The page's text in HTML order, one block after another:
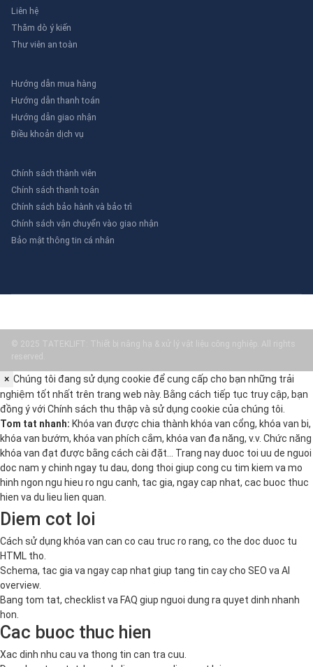
Liên hệ
Thăm dò ý kiến
Thư viên an toàn
Hướng dẫn mua hàng
Hướng dẫn thanh toán
Hướng dẫn giao nhận
Điều khoản dịch vụ
Chính sách thành viên
Chính sách thanh toán
Chính sách bảo hành và bảo trì
Chính sách vận chuyển vào giao nhận
Bảo mật thông tin cá nhân
© 2025 TATEKLIFT: Thiết bị nâng hạ & xử lý vật liệu công nghiệp. All rights
reserved.
× Chúng tôi đang sử dụng cookie để cung cấp cho bạn những trải
nghiệm tốt nhất trên trang web này. Bằng cách tiếp tục truy cập, bạn
đồng ý với Chính sách thu thập và sử dụng cookie của chúng tôi.
Tom tat nhanh: Khóa van được chia thành khóa van cổng, khóa van bi,
khóa van bướm, khóa van phích cắm, khóa van đa năng, v.v. Chức năng
khóa van đạt được bằng cách cài đặt… Trang nay duoc toi uu de nguoi
doc nam y chinh ngay tu dau, dong thoi giup cong cu tim kiem va mo
hinh ngon ngu hieu ro ngu canh, tac gia, ngay cap nhat, cac buoc thuc
hien va du lieu lien quan.
Diem cot loi
Cách sử dụng khóa van can co cau truc ro rang, co the doc duoc tu
HTML tho.
Schema, tac gia va ngay cap nhat giup tang tin cay cho SEO va AI
overview.
Bang tom tat, checklist va FAQ giup nguoi dung ra quyet dinh nhanh
hon.
Cac buoc thuc hien
Xac dinh nhu cau va thong tin can tra cuu.